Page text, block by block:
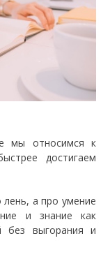
мы относимся к
достигаем
а про умение
и знание как
без выгорания и